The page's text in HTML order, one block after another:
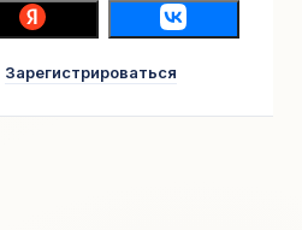
Зарегистрироваться